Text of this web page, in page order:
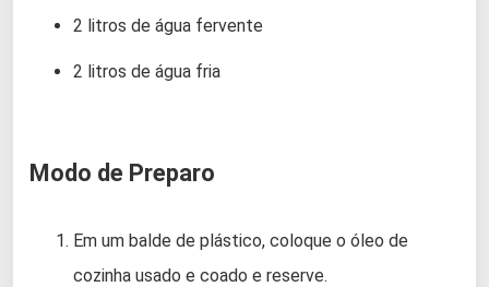
2 litros de água fervente
2 litros de água fria
Modo de Preparo
Em um balde de plástico, coloque o óleo de
cozinha usado e coado e reserve.